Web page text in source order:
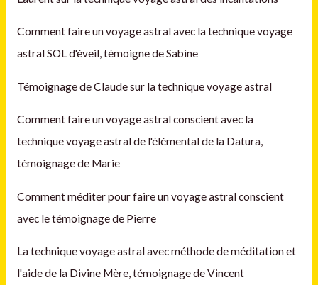
Comment faire un voyage astral avec la technique voyage
astral SOL d'éveil, témoigne de Sabine
Témoignage de Claude sur la technique voyage astral
Comment faire un voyage astral conscient avec la
technique voyage astral de l'élémental de la Datura,
témoignage de Marie
Comment méditer pour faire un voyage astral conscient
avec le témoignage de Pierre
La technique voyage astral avec méthode de méditation et
l'aide de la Divine Mère, témoignage de Vincent